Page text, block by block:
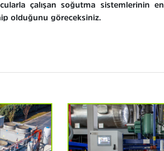
çalışan soğutma sistemlerinin en
olduğunu göreceksiniz.